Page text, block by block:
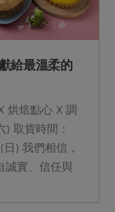
給最溫柔的
烘焙點心 X 調
取貨時間：
) 我們相信，
誠實、信任與
，我們已實踐